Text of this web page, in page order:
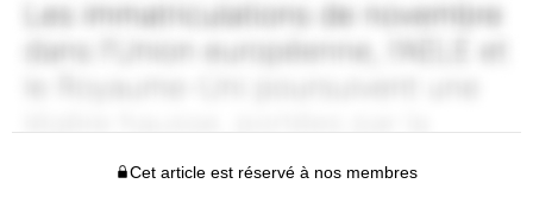
Cet article est réservé à nos membres